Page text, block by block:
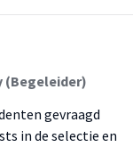
(Begeleider)
gevraagd
in de selectie en